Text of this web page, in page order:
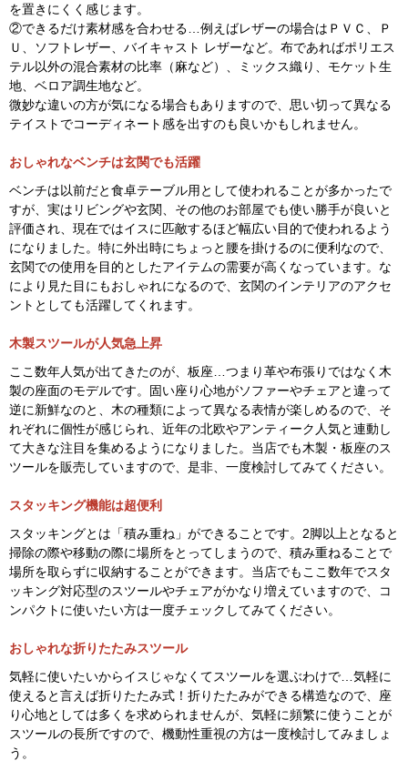
るものと無いものがあり使用目的が異なる。
概ね上記のような違いがありますが、「ソファーと一緒に
使用する」という目的であれば、名称に左右されずに検討
して大丈夫です。
すが、別のメーカーのアイテムで組み合わせる場合は以下の点に注
意しましょう。
①座面の高さを合わせる…商品ページ内の座面高を必ず確認しまし
ょう。全く同じでなくても大丈夫ですが。ソファーの座面より低い
方が望ましいです。オットマンの座面の方が高いと、座った際に脚
を置きにくく感じます。
②できるだけ素材感を合わせる…例えばレザーの場合はＰＶＣ、Ｐ
テル以外の混合素材の比率（麻など）、ミックス織り、モケット生
地、ベロア調生地など。
微妙な違いの方が気になる場合もありますので、思い切って異なる
テイストでコーディネート感を出すのも良いかもしれません。
おしゃれなベンチは玄関でも活躍
ベンチは以前だと食卓テーブル用として使われることが多かったで
評価され、現在ではイスに匹敵するほど幅広い目的で使われるよう
になりました。特に外出時にちょっと腰を掛けるのに便利なので、
玄関での使用を目的としたアイテムの需要が高くなっています。な
により見た目にもおしゃれになるので、玄関のインテリアのアクセ
ントとしても活躍してくれます。
ここ数年人気が出てきたのが、板座…つまり革や布張りではなく木
製の座面のモデルです。固い座り心地がソファーやチェアと違って
逆に新鮮なのと、木の種類によって異なる表情が楽しめるので、そ
れぞれに個性が感じられ、近年の北欧やアンティーク人気と連動し
て大きな注目を集めるようになりました。当店でも木製・板座のス
ツールを販売していますので、是非、一度検討してみてください。